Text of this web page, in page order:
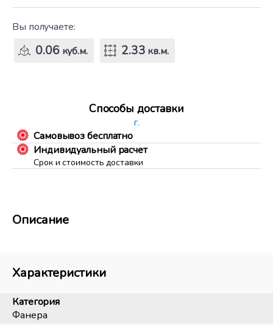
Вы получаете:
0.06куб.м. 2.33 кв.м.
Способы доставки
г.
Самовывоз бесплатно
Индивидуальный расчет
Срок и стоимость доставки
Описание
Характеристики
Категория
Фанера